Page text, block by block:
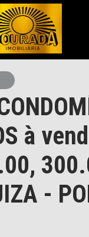
à
-